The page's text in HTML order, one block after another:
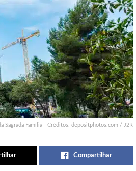
Sagrada Família - Créditos: depositphotos.com / J2R
Compartilhar